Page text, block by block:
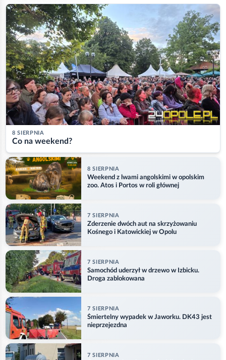
8 SIERPNIA
Co na weekend?
8 SIERPNIA
Weekend z lwami angolskimi w opolskim
zoo. Atos i Portos w roli głównej
7 SIERPNIA
Zderzenie dwóch aut na skrzyżowaniu
Kośnego i Katowickiej w Opolu
7 SIERPNIA
Samochód uderzył w drzewo w Izbicku.
Droga zablokowana
7 SIERPNIA
Śmiertelny wypadek w Jaworku. DK43 jest
nieprzejezdna
7 SIERPNIA